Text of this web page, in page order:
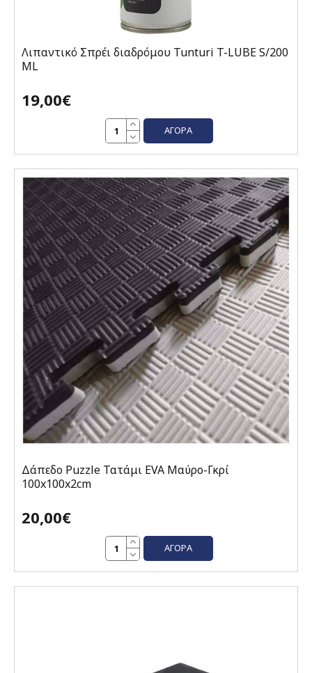
Λιπαντικό Σπρέι διαδρόμου Tunturi T-LUBE S/200
ML
19,00€
ΑΓΟΡΆ
Δάπεδο Puzzle Τατάμι EVA Μαύρο-Γκρί
100x100x2cm
20,00€
ΑΓΟΡΆ